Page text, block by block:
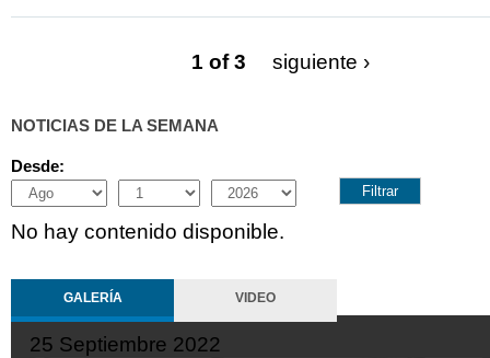
1 of 3 siguiente ›
NOTICIAS DE LA SEMANA
Desde:
Month
Day Year
No hay contenido disponible.
GALERÍA VIDEO
2022